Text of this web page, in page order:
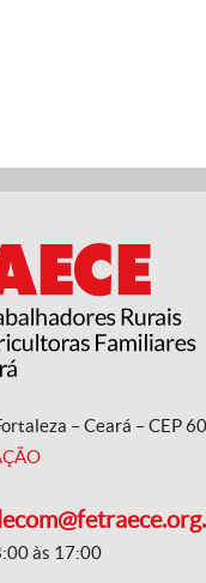
– Ceará – CEP
às 17:00